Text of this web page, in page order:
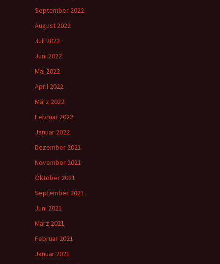
September 2022
August 2022
Juli 2022
Juni 2022
Mai 2022
April 2022
März 2022
Februar 2022
Januar 2022
Dezember 2021
November 2021
Oktober 2021
September 2021
Juni 2021
März 2021
Februar 2021
Januar 2021